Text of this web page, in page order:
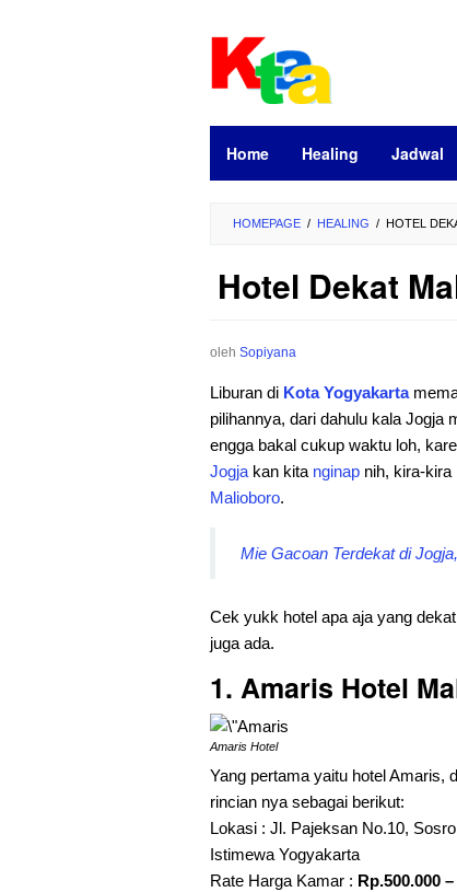
Home Healing Jadwal
HOMEPAGE / HEALING / HOTEL
Hotel Dekat
oleh Sopiyana
Liburan di Kota Yogyakarta
pilihannya, dari dahulu kala Jogja
engga bakal cukup waktu loh,
Jogja kan kita nginap nih, kira-kira
Malioboro.
Mie Gacoan Terdekat di
Cek yukk hotel apa aja yang
juga ada.
1. Amaris Hotel
Amaris Hotel
Yang pertama yaitu hotel Amaris,
rincian nya sebagai berikut:
Lokasi : Jl. Pajeksan No.10,
Istimewa Yogyakarta
Rate Harga Kamar : Rp.500.000